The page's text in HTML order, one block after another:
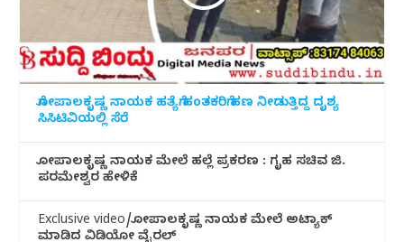
ಗೋಪಾಲಕೃಷ್ಣ ನಾಯಕ ಹತ್ಯೆಗೆ ಹಂತಕರಿಗೆ ಹಣ ನೀಡುತ್ತಿದ್ದ ದೃಶ್ಯ
ಸಿಸಿಟಿವಿಯಲ್ಲಿ ಸೆರೆ
ಗೋಪಾಲಕೃಷ್ಣ ನಾಯಕ ಮೇಲೆ ಹಲ್ಲೆ ಪ್ರಕರಣ : ಗೃಹ ಸಚಿವ ಜಿ.
ಪರಮೇಶ್ವರ ಹೇಳಿಕೆ
Exclusive video/ಗೋಪಾಲಕೃಷ್ಣ ನಾಯಕ ಮೇಲೆ ಅಟ್ಯಾಕ್
ಮಾಡಿದ ವಿಡಿಯೋ ವೈರಲ್